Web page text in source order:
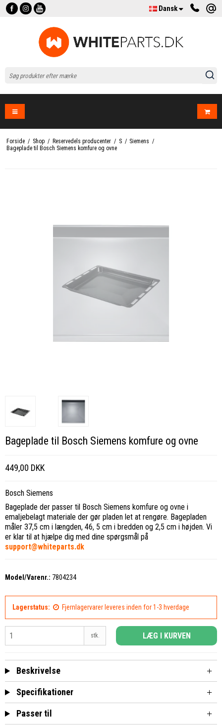
Dansk
Forside / Shop / Reservedels producenter / S / Siemens /
Bageplade til Bosch Siemens komfure og ovne
Bageplade til Bosch Siemens komfure og ovne
449,00 DKK
Bosch Siemens
Bageplade der passer til Bosch Siemens komfure og ovne i
emaljebelagt materiale der gør pladen let at rengøre. Bagepladen
måler 37,5 cm i længden, 46, 5 cm i bredden og 2,5 cm i højden. Vi
er klar til at hjælpe dig med dine spørgsmål på
support@whiteparts.dk
Model/Varenr.: 7804234
Lagerstatus: Fjernlagervarer leveres inden for 1-3 hverdage
stk. LÆG I KURVEN
Beskrivelse
Specifikationer
Passer til